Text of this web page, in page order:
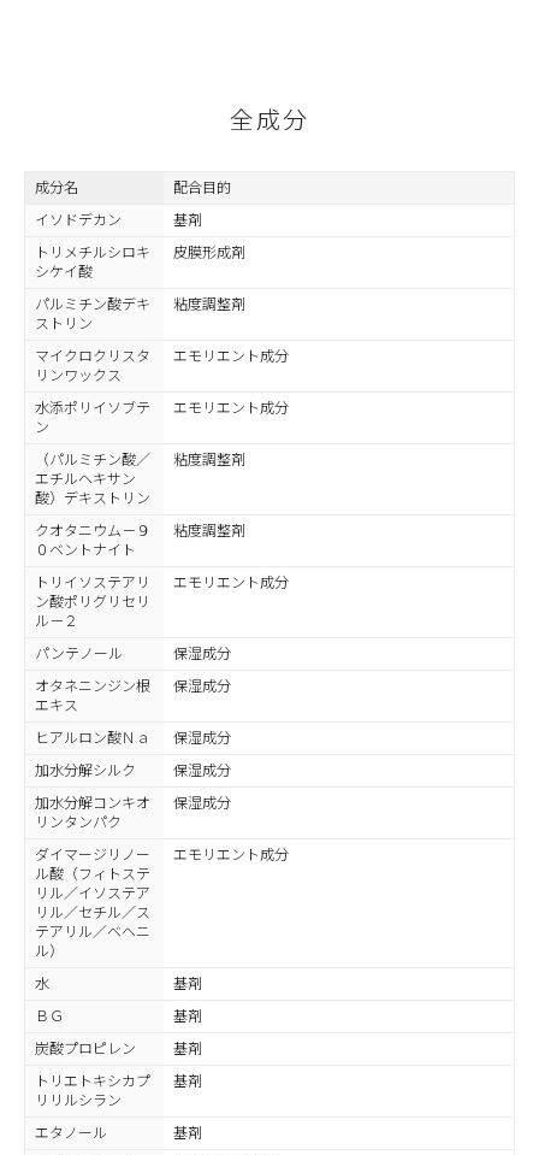
全成分
成分名
配合目的
イソドデカン
基剤
トリメチルシロキ
シケイ酸
皮膜形成剤
パルミチン酸デキ
ストリン
粘度調整剤
マイクロクリスタ
リンワックス
エモリエント成分
水添ポリイソブテ
ン
エモリエント成分
（パルミチン酸／
エチルヘキサン
酸）デキストリン
粘度調整剤
クオタニウム－９
０ベントナイト
粘度調整剤
トリイソステアリ
ン酸ポリグリセリ
ル－２
エモリエント成分
パンテノール
保湿成分
オタネニンジン根
エキス
保湿成分
ヒアルロン酸Ｎａ
保湿成分
加水分解シルク
保湿成分
加水分解コンキオ
リンタンパク
保湿成分
ダイマージリノー
ル酸（フィトステ
リル／イソステア
リル／セチル／ス
テアリル／ベヘニ
ル）
エモリエント成分
水
基剤
ＢＧ
基剤
炭酸プロピレン
基剤
トリエトキシカプ
リリルシラン
基剤
エタノール
基剤